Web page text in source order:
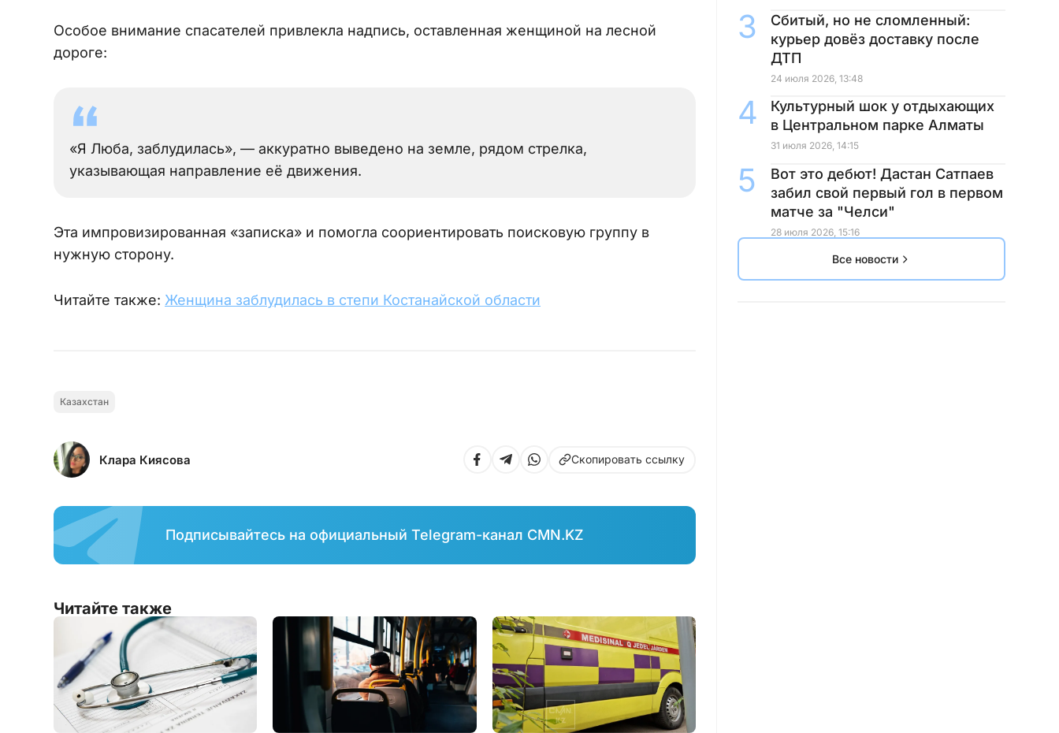
Особое внимание спасателей привлекла надпись, оставленная женщиной на лесной
дороге:
«Я Люба, заблудилась», — аккуратно выведено на земле, рядом стрелка,
указывающая направление её движения.
Эта импровизированная «записка» и помогла соориентировать поисковую группу в
нужную сторону.
Читайте также: Женщина заблудилась в степи Костанайской области
Казахстан
Клара Киясова Скопировать ссылку
Подписывайтесь на официальный Telegram-канал CMN.KZ
Читайте также
Сбитый, но не сломленный:
курьер довёз доставку после
ДТП
24 июля 2026, 13:48
Культурный шок у отдыхающих
в Центральном парке Алматы
31 июля 2026, 14:15
Вот это дебют! Дастан Сатпаев
забил свой первый гол в первом
матче за "Челси"
28 июля 2026, 15:16
Все новости